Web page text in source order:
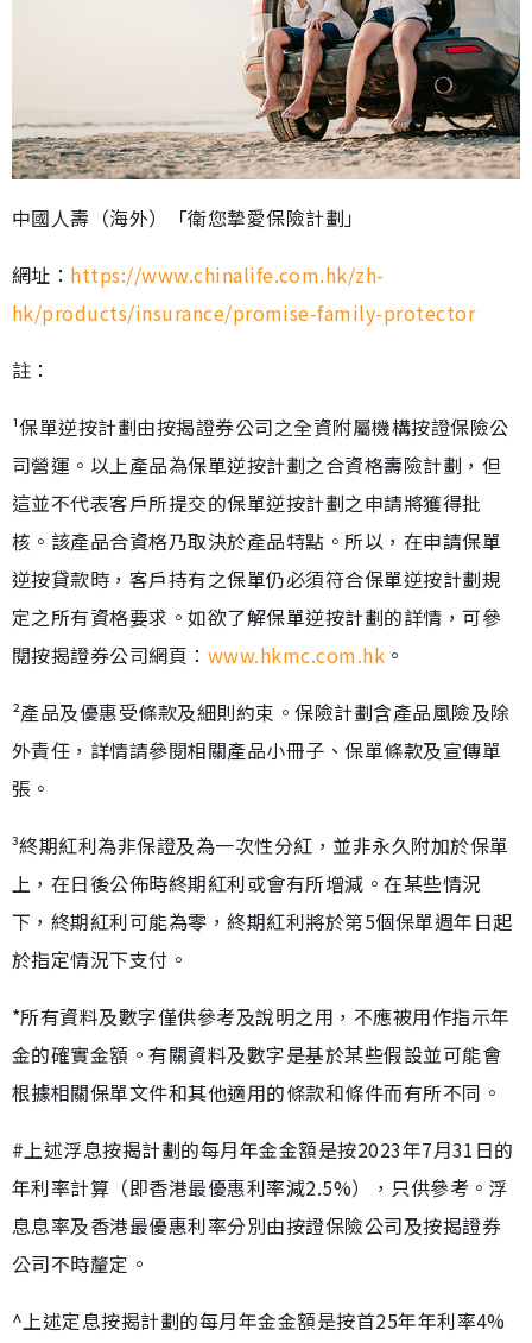
中國人壽（海外）「衛您摯愛保險計劃」
網址： https://www.chinalife.com.hk/zh-
hk/products/insurance/promise-family-protector
註：
¹保單逆按計劃由按揭證券公司之全資附屬機構按證保險公
司營運。以上產品為保單逆按計劃之合資格壽險計劃，但
這並不代表客戶所提交的保單逆按計劃之申請將獲得批
核。該產品合資格乃取決於產品特點。所以，在申請保單
逆按貸款時，客戶持有之保單仍必須符合保單逆按計劃規
定之所有資格要求。如欲了解保單逆按計劃的詳情，可參
閱按揭證券公司網頁： www.hkmc.com.hk 。
²產品及優惠受條款及細則約束。保險計劃含產品風險及除
外責任，詳情請參閱相關產品小冊子、保單條款及宣傳單
張。
³終期紅利為非保證及為一次性分紅，並非永久附加於保單
上，在日後公佈時終期紅利或會有所增減。在某些情況
下，終期紅利可能為零，終期紅利將於第5個保單週年日起
於指定情況下支付。
*所有資料及數字僅供參考及說明之用，不應被用作指示年
金的確實金額。有關資料及數字是基於某些假設並可能會
根據相關保單文件和其他適用的條款和條件而有所不同。
#上述浮息按揭計劃的每月年金金額是按2023年7月31日的
年利率計算（即香港最優惠利率減2.5%），只供參考。浮
息息率及香港最優惠利率分別由按證保險公司及按揭證券
公司不時釐定。
^上述定息按揭計劃的每月年金金額是按首25年年利率4%